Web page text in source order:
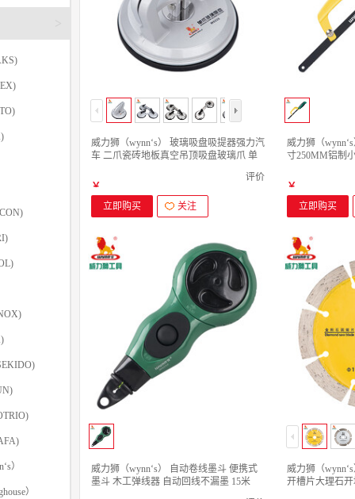
）
）
威力狮（wynn‘s） 玻璃吸盘吸提器强力汽
车 二爪瓷砖地板真空吊顶吸盘玻璃爪 单
评价
￥
立即购买
关注
威力狮（
寸250MM铝制
￥
立即购买
威力狮（wynn‘s） 自动卷线墨斗 便携式
墨斗 木工弹线器 自动回线不漏墨 15米
威力狮（
开槽片大理石